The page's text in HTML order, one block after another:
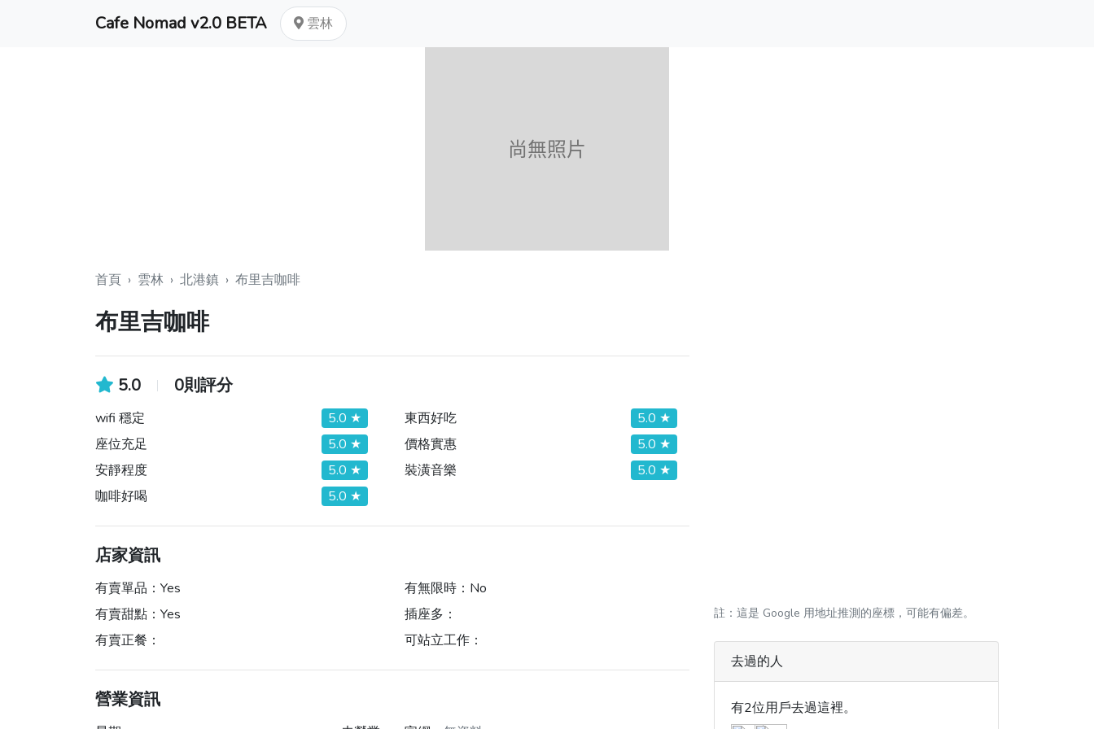
Cafe Nomad v2.0 BETA 雲林
首頁 › 雲林 › 北港鎮 › 布里吉咖啡
布里吉咖啡
5.0 0則評分
wifi 穩定
5.0 ★
座位充足
5.0 ★
安靜程度
5.0 ★
咖啡好喝
5.0 ★
東西好吃
5.0 ★
價格實惠
5.0 ★
裝潢音樂
5.0 ★
店家資訊
有賣單品： Yes
有賣甜點： Yes
有賣正餐：
有無限時： No
插座多：
可站立工作：
營業資訊
註：這是 Google 用地址推測的座標，可能有偏差。
去過的人
有2位用戶去過這裡。